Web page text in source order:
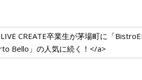
CREATE卒業生が茅場町に「
Bello」の人気に続く！</a>